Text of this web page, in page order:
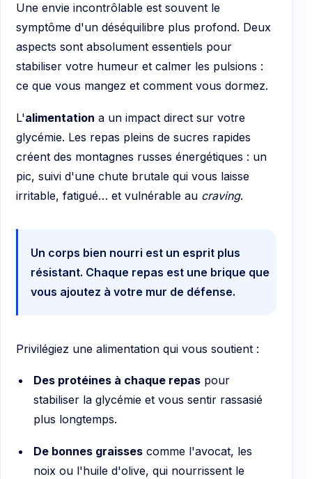
Une envie incontrôlable est souvent le
symptôme d'un déséquilibre plus profond. Deux
aspects sont absolument essentiels pour
stabiliser votre humeur et calmer les pulsions :
ce que vous mangez et comment vous dormez.
L'alimentation a un impact direct sur votre
glycémie. Les repas pleins de sucres rapides
créent des montagnes russes énergétiques : un
pic, suivi d'une chute brutale qui vous laisse
irritable, fatigué… et vulnérable au craving.
Un corps bien nourri est un esprit plus
résistant. Chaque repas est une brique que
vous ajoutez à votre mur de défense.
Privilégiez une alimentation qui vous soutient :
Des protéines à chaque repaspour
stabiliser la glycémie et vous sentir rassasié
plus longtemps.
De bonnes graissescomme l'avocat, les
noix ou l'huile d'olive, qui nourrissent le